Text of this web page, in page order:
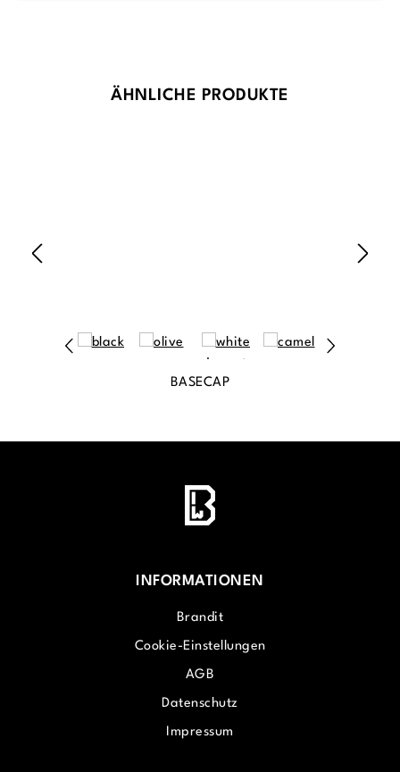
Produktgalerie überspringen
ÄHNLICHE PRODUKTE
BASECAP
INFORMATIONEN
Brandit
Cookie-Einstellungen
AGB
Datenschutz
Impressum